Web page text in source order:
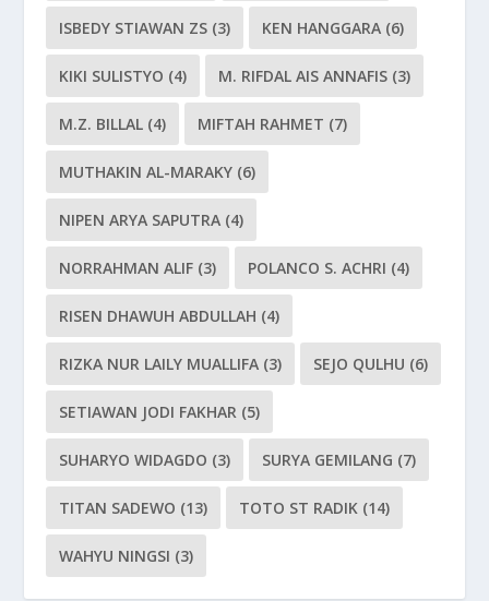
ISBEDY STIAWAN ZS (3) KEN HANGGARA (6)
KIKI SULISTYO (4) M. RIFDAL AIS ANNAFIS (3)
M.Z. BILLAL (4) MIFTAH RAHMET (7)
MUTHAKIN AL-MARAKY (6)
NIPEN ARYA SAPUTRA (4)
NORRAHMAN ALIF (3) POLANCO S. ACHRI (4)
RISEN DHAWUH ABDULLAH (4)
RIZKA NUR LAILY MUALLIFA (3) SEJO QULHU (6)
SETIAWAN JODI FAKHAR (5)
SUHARYO WIDAGDO (3) SURYA GEMILANG (7)
TITAN SADEWO (13) TOTO ST RADIK (14)
WAHYU NINGSI (3)